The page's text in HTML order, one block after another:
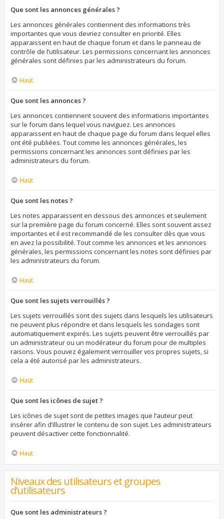
Que sont les annonces générales ?
Les annonces générales contiennent des informations très
importantes que vous devriez consulter en priorité. Elles
apparaissent en haut de chaque forum et dans le panneau de
contrôle de l’utilisateur. Les permissions concernant les annonces
générales sont définies par les administrateurs du forum.
Haut
Que sont les annonces ?
Les annonces contiennent souvent des informations importantes
sur le forum dans lequel vous naviguez. Les annonces
apparaissent en haut de chaque page du forum dans lequel elles
ont été publiées. Tout comme les annonces générales, les
permissions concernant les annonces sont définies par les
administrateurs du forum.
Haut
Que sont les notes ?
Les notes apparaissent en dessous des annonces et seulement
sur la première page du forum concerné. Elles sont souvent assez
importantes et il est recommandé de les consulter dès que vous
en avez la possibilité. Tout comme les annonces et les annonces
générales, les permissions concernant les notes sont définies par
les administrateurs du forum.
Haut
Que sont les sujets verrouillés ?
Les sujets verrouillés sont des sujets dans lesquels les utilisateurs
ne peuvent plus répondre et dans lesquels les sondages sont
automatiquement expirés. Les sujets peuvent être verrouillés par
un administrateur ou un modérateur du forum pour de multiples
raisons. Vous pouvez également verrouiller vos propres sujets, si
cela a été autorisé par les administrateurs.
Haut
Que sont les icônes de sujet ?
Les icônes de sujet sont de petites images que l’auteur peut
insérer afin d’illustrer le contenu de son sujet. Les administrateurs
peuvent désactiver cette fonctionnalité.
Haut
Niveaux des utilisateurs et groupes
d’utilisateurs
Que sont les administrateurs ?